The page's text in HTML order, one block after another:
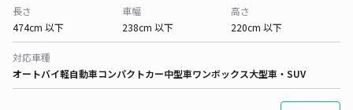
長さ
474cm 以下
車幅
238cm 以下
高さ
220cm 以下
対応車種
オートバイ軽自動車コンパクトカー中型車ワンボックス大型車・SUV